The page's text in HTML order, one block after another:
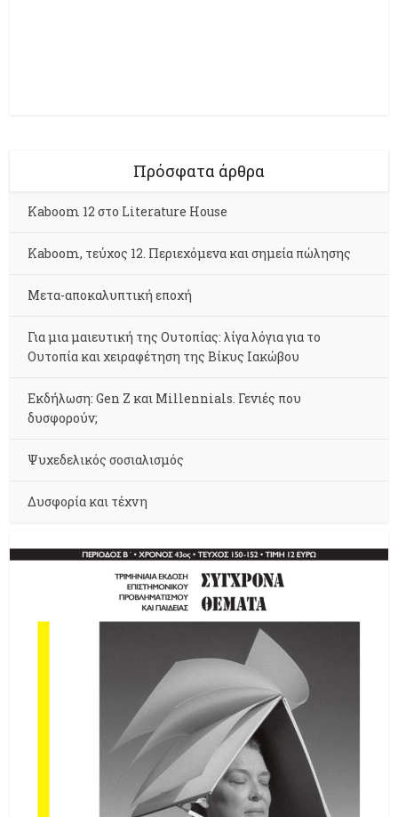
Πρόσφατα άρθρα
Kaboom 12 στο Literature House
Kaboom, τεύχος 12. Περιεχόμενα και σημεία πώλησης
Μετα-αποκαλυπτική εποχή
Για μια μαιευτική της Ουτοπίας: λίγα λόγια για το
Ουτοπία και χειραφέτηση της Βίκυς Ιακώβου
Εκδήλωση: Gen Z και Millennials. Γενιές που
δυσφορούν;
Ψυχεδελικός σοσιαλισμός
Δυσφορία και τέχνη